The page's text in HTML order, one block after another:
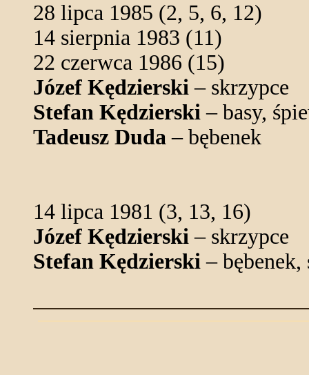
28 lipca 1985 (2, 5, 6, 12)
14 sierpnia 1983 (11)
22 czerwca 1986 (15)
Józef Kędzierski – skrzypce
Stefan Kędzierski – basy,
Tadeusz Duda – bębenek
14 lipca 1981 (3, 13, 16)
Józef Kędzierski – skrzypce
Stefan Kędzierski – bębenek,